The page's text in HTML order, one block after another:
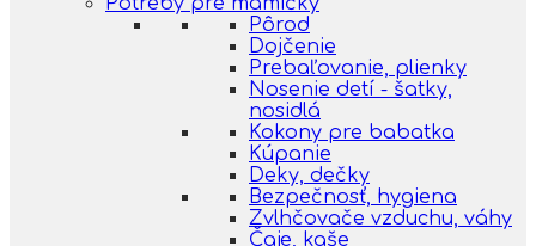
Pôrod
Dojčenie
Prebaľovanie, plienky
Nosenie detí - šatky,
nosidlá
Kokony pre babatka
Kúpanie
Deky, dečky
Bezpečnosť, hygiena
Zvlhčovače vzduchu, váhy
Čaje, kaše